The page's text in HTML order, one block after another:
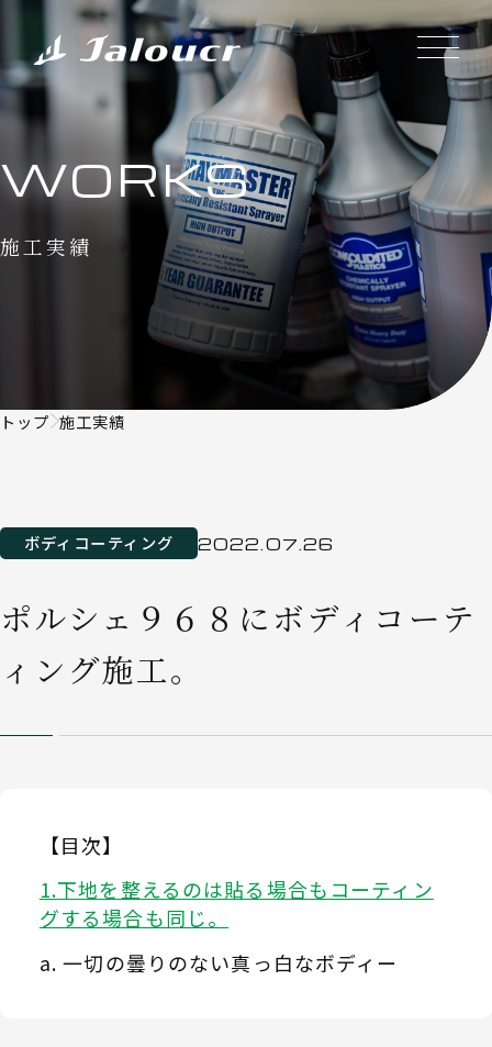
WORKS
施工実績
トップ 施工実績
ボディコーティング 2022.07.26
ポルシェ９６８にボディコーテ
ィング施工。
【目次】
下地を整えるのは貼る場合もコーティン
グする場合も同じ。
一切の曇りのない真っ白なボディー